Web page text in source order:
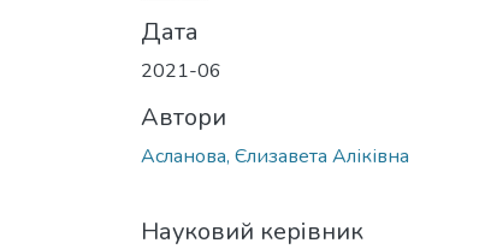
Дата
2021-06
Автори
Асланова, Єлизавета Аліківна
Науковий керівник